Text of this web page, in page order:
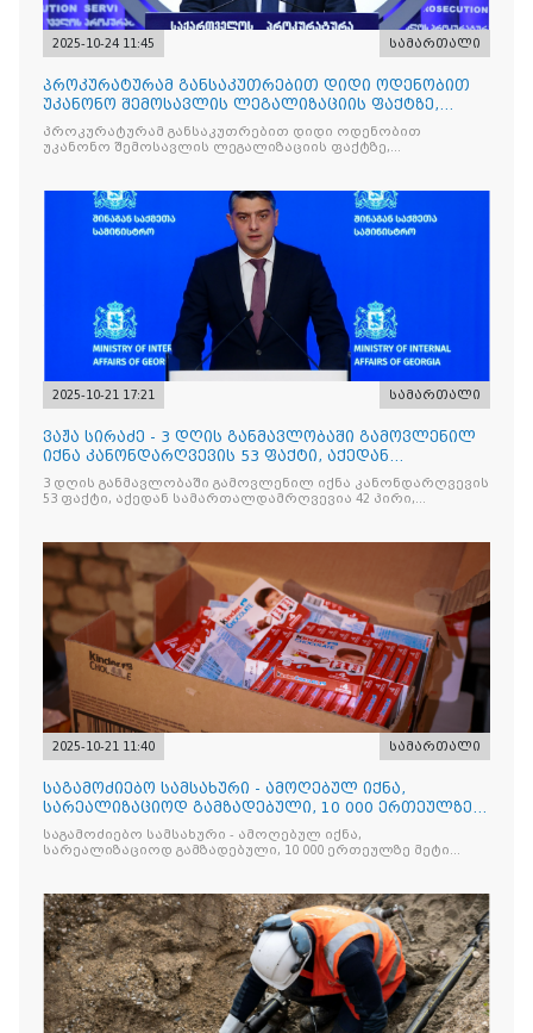
2025-10-24 11:45 სამართალი
პროკურატურამ განსაკუთრებით დიდი ოდენობით
უკანონო შემოსავლის ლეგალიზაციის ფაქტზე,
საქართველოს ყოფილ პ
პროკურატურამ განსაკუთრებით დიდი ოდენობით
უკანონო შემოსავლის ლეგალიზაციის ფაქტზე,
2025-10-21 17:21 სამართალი
ვაჟა სირაძე - 3 დღის განმავლობაში გამოვლენილ
იქნა კანონდარღვევის 53 ფაქტი, აქედან
სამართალდამრღვევია
3 დღის განმავლობაში გამოვლენილ იქნა კანონდარღვევის
53 ფაქტი, აქედან სამართალდამრღვევია 42 პირი,
2025-10-21 11:40 სამართალი
საგამოძიებო სამსახური - ამოღებულ იქნა,
სარეალიზაციოდ გამზადებული, 10 000 ერთეულზე
მეტი „Jacobs Monar
საგამოძიებო სამსახური - ამოღებულ იქნა,
სარეალიზაციოდ გამზადებული, 10 000 ერთეულზე მეტი
„Raffaello”-ს სასაქონლო ნიშნით უკანონო ნიშანდებული
ტკბილეული